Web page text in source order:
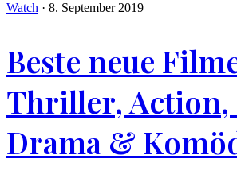
Watch · 8. September 2019
Beste neue
Thriller, Action,
Drama &